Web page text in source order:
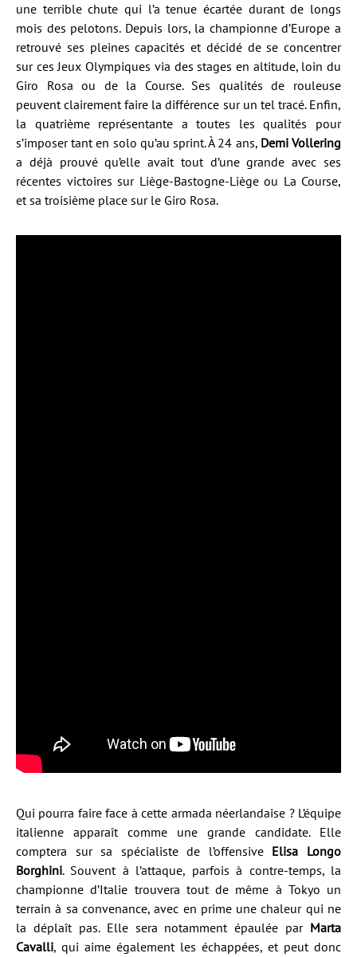
une terrible chute qui l’a tenue écartée durant de longs
mois des pelotons. Depuis lors, la championne d’Europe a
retrouvé ses pleines capacités et décidé de se concentrer
sur ces Jeux Olympiques via des stages en altitude, loin du
Giro Rosa ou de la Course. Ses qualités de rouleuse
peuvent clairement faire la différence sur un tel tracé. Enfin,
la quatrième représentante a toutes les qualités pour
s’imposer tant en solo qu’au sprint. À 24 ans, Demi Vollering
a déjà prouvé qu’elle avait tout d’une grande avec ses
récentes victoires sur Liège-Bastogne-Liège ou La Course,
et sa troisième place sur le Giro Rosa.
Qui pourra faire face à cette armada néerlandaise ? L’équipe
italienne apparaît comme une grande candidate. Elle
comptera sur sa spécialiste de l’offensive Elisa Longo
Borghini. Souvent à l’attaque, parfois à contre-temps, la
championne d’Italie trouvera tout de même à Tokyo un
terrain à sa convenance, avec en prime une chaleur qui ne
la déplaît pas. Elle sera notamment épaulée par Marta
Cavalli, qui aime également les échappées, et peut donc